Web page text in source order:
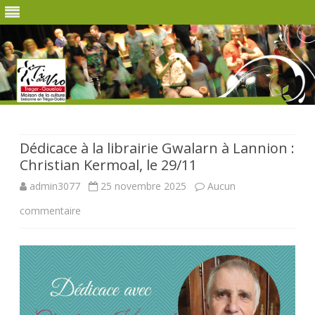
Dédicace à la librairie Gwalarn à Lannion :
Christian Kermoal, le 29/11
admin3077 25 novembre 2025
Aucun
commentaire
à
la
librairie